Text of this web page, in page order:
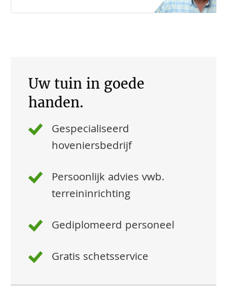
Uw tuin in goede
handen.
Gespecialiseerd
hoveniersbedrijf
Persoonlijk advies vwb.
terreininrichting
Gediplomeerd personeel
Gratis schetsservice